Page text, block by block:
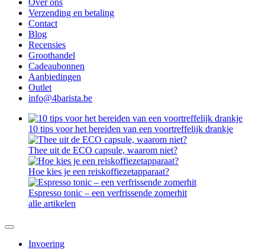
Over ons
Verzending en betaling
Contact
Blog
Recensies
Groothandel
Cadeaubonnen
Aanbiedingen
Outlet
info@4barista.be
10 tips voor het bereiden van een voortreffelijk drankje
Thee uit de ECO capsule, waarom niet?
Hoe kies je een reiskoffiezetapparaat?
Espresso tonic – een verfrissende zomerhit
alle artikelen
Invoering